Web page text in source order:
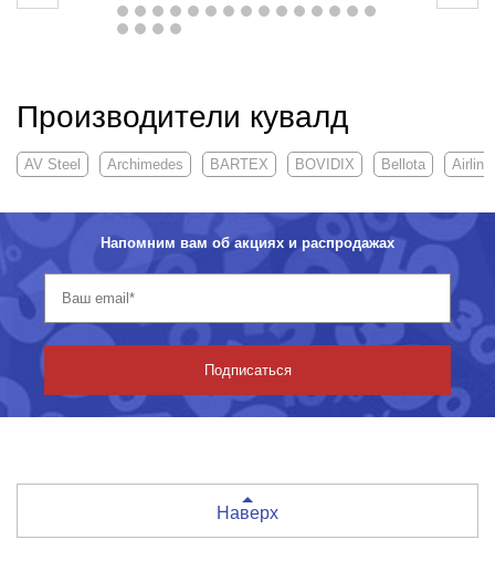
Производители кувалд
AV Steel Archimedes BARTEX BOVIDIX Bellota Airline
Напомним вам об акциях и распродажах
Подписаться
Наверх